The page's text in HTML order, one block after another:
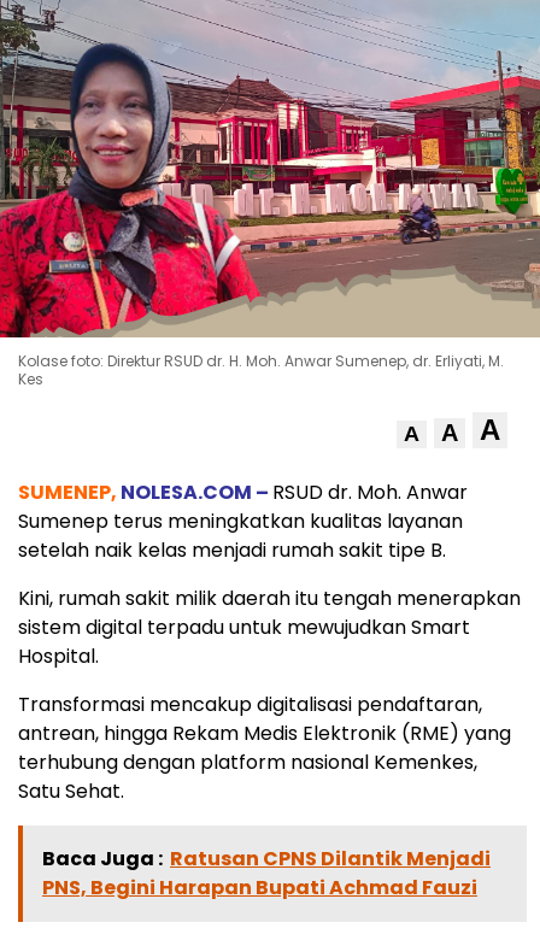
Kolase foto: Direktur RSUD dr. H. Moh. Anwar Sumenep, dr. Erliyati, M.
Kes
A A A
SUMENEP, NOLESA.COM – RSUD dr. Moh. Anwar
Sumenep terus meningkatkan kualitas layanan
setelah naik kelas menjadi rumah sakit tipe B.
Kini, rumah sakit milik daerah itu tengah menerapkan
sistem digital terpadu untuk mewujudkan Smart
Hospital.
Transformasi mencakup digitalisasi pendaftaran,
antrean, hingga Rekam Medis Elektronik (RME) yang
terhubung dengan platform nasional Kemenkes,
Satu Sehat.
Baca Juga : Ratusan CPNS Dilantik Menjadi
PNS, Begini Harapan Bupati Achmad Fauzi